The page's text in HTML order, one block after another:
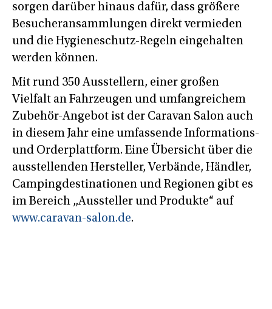
sorgen darüber hinaus dafür, dass größere
Besucheransammlungen direkt vermieden
und die Hygieneschutz-Regeln eingehalten
werden können.
Mit rund 350 Ausstellern, einer großen
Vielfalt an Fahrzeugen und umfangreichem
Zubehör-Angebot ist der Caravan Salon auch
in diesem Jahr eine umfassende Informations-
und Orderplattform. Eine Übersicht über die
ausstellenden Hersteller, Verbände, Händler,
Campingdestinationen und Regionen gibt es
im Bereich „Aussteller und Produkte“ auf
www.caravan-salon.de.